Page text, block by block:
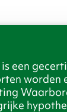
een
worden